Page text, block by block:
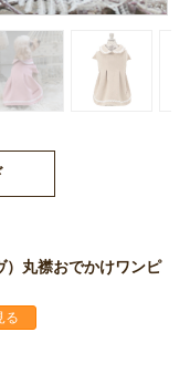
）丸襟おでかけワンピ
る